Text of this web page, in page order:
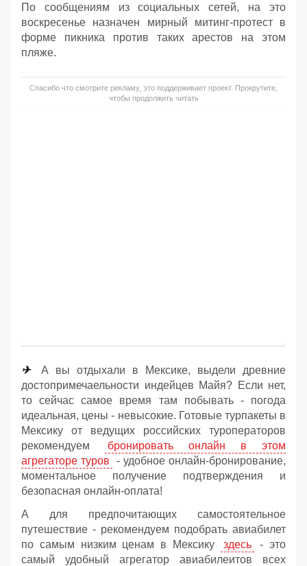
По сообщениям из социальных сетей, на это
воскресенье назначен мирный митинг-протест в
форме пикника против таких арестов на этом
пляже.
Спасибо что смотрите рекламу, это поддерживает проект. Прокрутите,
чтобы продолжить читать
✈
А вы отдыхали в Мексике, выдели древние
достопримечаельности индейцев Майя? Если нет,
то сейчас самое время там побывать - погода
идеальная, цены - невысокие. Готовые турпакеты в
Мексику от ведущих российских туроператоров
рекомендуем
бронировать онлайн в этом
агрегаторе туров
- удобное онлайн-бронирование,
моментальное получение подтверждения и
безопасная онлайн-оплата!
А для предпочитающих самостоятельное
путешествие - рекомендуем подобрать авиабилет
по самым низким ценам в Мексику
здесь
- это
самый удобный агрегатор авиабилеитов всех